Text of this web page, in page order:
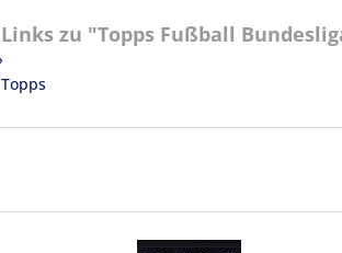
zu "Topps Fußball